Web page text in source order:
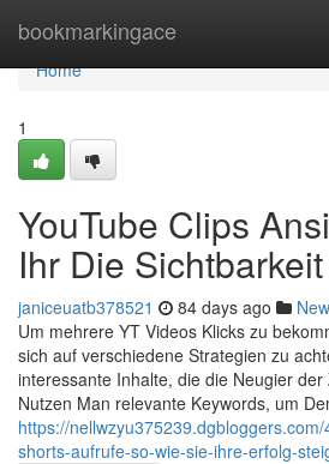
bookmarkingace
Home
Home
1
YouTube Clips
Ihr Die
janiceuatb378521 84 days ago
Um mehrere YT Videos Klicks zu
sich auf verschiedene Strategien zu
interessante Inhalte, die die Neugier
Nutzen Man relevante Keywords, um
https://
shorts-aufrufe-so-wie-sie-ihre-erfolg-